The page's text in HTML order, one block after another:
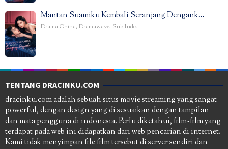
Mantan Suamiku Kembali Seranjang Dengank…
Drama China, Dramawave, Sub Indo,
TENTANG DRACINKU.COM
dracinku.com adalah sebuah situs movie streaming yang sangat
powerful, dengan design yang di sesuaikan dengan tampilan
dan mata pengguna di indonesia. Perlu diketahui, film-film yang
terdapat pada web ini didapatkan dari web pencarian di internet.
Kami tidak menyimpan file film tersebut di server sendiri dan